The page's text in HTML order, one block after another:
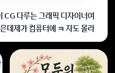
CG 다루는 그래픽 디자이너여
데제가 컴퓨터에 ㅋ 자도 몰라
가면 되나요?아니면 포토샵, 일
하나요?미술학원 굳이 안다녀
끊엇는데 안다녀도 되는 거 맞겠